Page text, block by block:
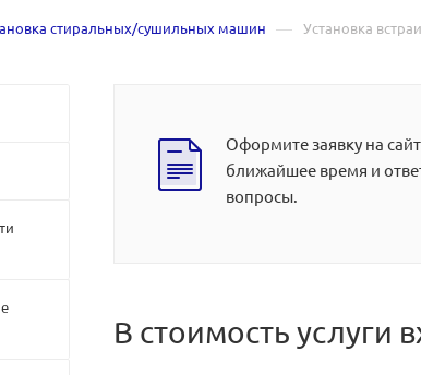
стиральных/сушильных машин — Установка
Оформите заявку на
ближайшее время и
вопросы.
В стоимость услуги